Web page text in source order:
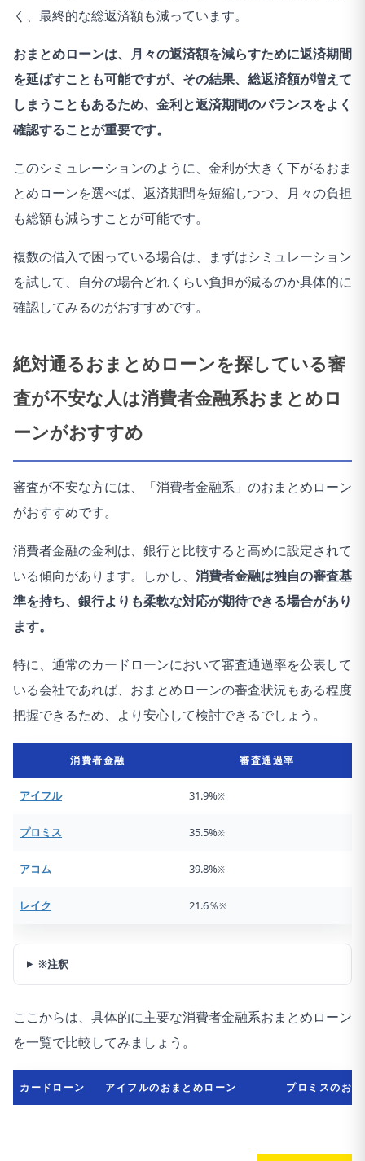
く、最終的な総返済額も減っています。
おまとめローンは、月々の返済額を減らすために返済期間
を延ばすことも可能ですが、その結果、総返済額が増えて
しまうこともあるため、金利と返済期間のバランスをよく
確認することが重要です。
このシミュレーションのように、金利が大きく下がるおま
とめローンを選べば、返済期間を短縮しつつ、月々の負担
も総額も減らすことが可能です。
複数の借入で困っている場合は、まずはシミュレーション
を試して、自分の場合どれくらい負担が減るのか具体的に
確認してみるのがおすすめです。
絶対通るおまとめローンを探している審
査が不安な人は消費者金融系おまとめロ
ーンがおすすめ
審査が不安な方には、「消費者金融系」のおまとめローン
がおすすめです。
消費者金融の金利は、銀行と比較すると高めに設定されて
いる傾向があります。しかし、 消費者金融は独自の審査基
準を持ち、銀行よりも柔軟な対応が期待できる場合があり
ます。
特に、通常のカードローンにおいて審査通過率を公表して
いる会社であれば、おまとめローンの審査状況もある程度
把握できるため、より安心して検討できるでしょう。
消費者金融 審査通過率
アイフル 31.9%※
プロミス 35.5%※
アコム 39.8%※
レイク 21.6％※
※注釈
ここからは、具体的に主要な消費者金融系おまとめローン
を一覧で比較してみましょう。
カードローン アイフルのおまとめローン プロミスのお